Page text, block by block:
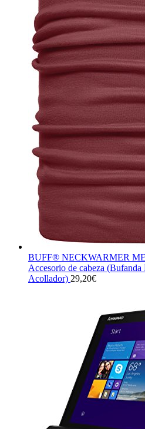
BUFF® NECKWARMER
Accesorio de cabeza
Acollador) 29,20€